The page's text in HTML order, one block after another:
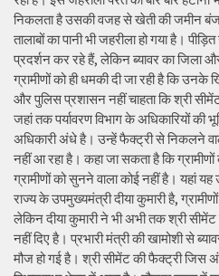
निकलता है उसकी वजह से खेती की जमीन
तालाबों का पानी भी जहरीला हो गया है।
प्रदर्शन कर रहे हैं, लेकिन ब्यावर का जिला
ग्रामीणों को ही धमकी दी जा रही है कि
और पुलिस प्रशासन नहीं चाहता कि श्री
जहां तक पर्यावरण विभाग के अधिकारियों की
अधिकारी अंधे है। उन्हें फैक्ट्री से निकलने
नहीं आ रहा है। कहा जा सकता है कि
ग्रामीणों को सुनने वाला कोई नहीं है। यहां
राज्य के उपमुख्यमंत्री दीया कुमारी है,
लेकिन दीया कुमारी ने भी अभी तक श्री
नहीं दिए है। प्रभारी मंत्री की खामोशी से
मौज हो गई है। श्री सीमेंट की फैक्ट्री जिस